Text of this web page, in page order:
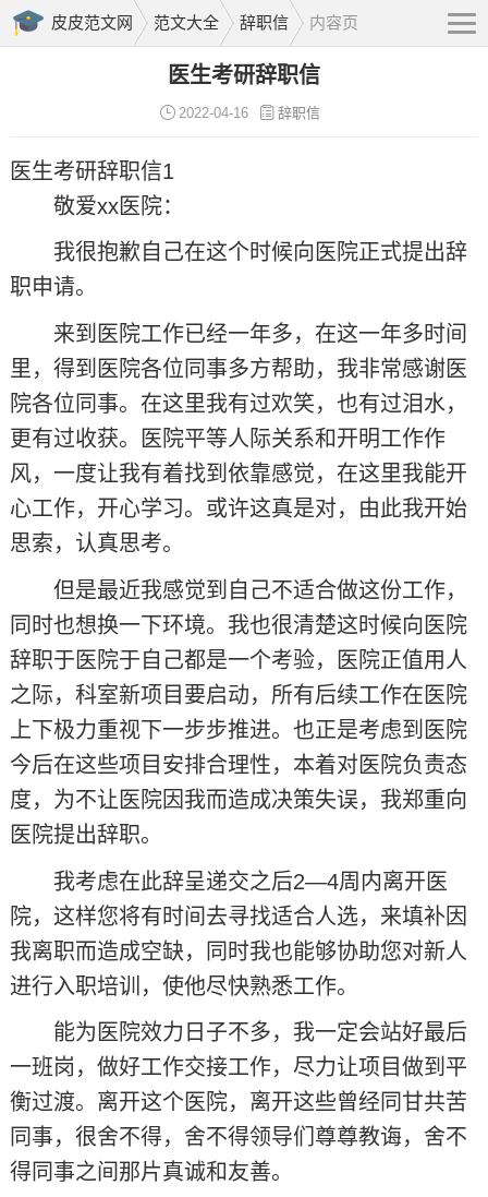
皮皮范文网 范文大全 辞职信 内容页
医生考研辞职信
2022-04-16 辞职信
医生考研辞职信1
敬爱xx医院：
我很抱歉自己在这个时候向医院正式提出辞
职申请。
来到医院工作已经一年多，在这一年多时间
里，得到医院各位同事多方帮助，我非常感谢医
院各位同事。在这里我有过欢笑，也有过泪水，
更有过收获。医院平等人际关系和开明工作作
风，一度让我有着找到依靠感觉，在这里我能开
心工作，开心学习。或许这真是对，由此我开始
思索，认真思考。
但是最近我感觉到自己不适合做这份工作，
同时也想换一下环境。我也很清楚这时候向医院
辞职于医院于自己都是一个考验，医院正值用人
之际，科室新项目要启动，所有后续工作在医院
上下极力重视下一步步推进。也正是考虑到医院
今后在这些项目安排合理性，本着对医院负责态
度，为不让医院因我而造成决策失误，我郑重向
医院提出辞职。
我考虑在此辞呈递交之后2—4周内离开医
院，这样您将有时间去寻找适合人选，来填补因
我离职而造成空缺，同时我也能够协助您对新人
进行入职培训，使他尽快熟悉工作。
能为医院效力日子不多，我一定会站好最后
一班岗，做好工作交接工作，尽力让项目做到平
衡过渡。离开这个医院，离开这些曾经同甘共苦
同事，很舍不得，舍不得领导们尊尊教诲，舍不
得同事之间那片真诚和友善。